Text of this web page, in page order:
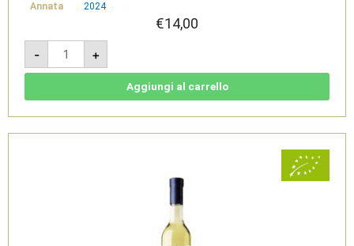
Annata
2024
€14,00
-
Surì
Moscato
d'Asti
DOCG
Giada
+
Aggiungi al carrello